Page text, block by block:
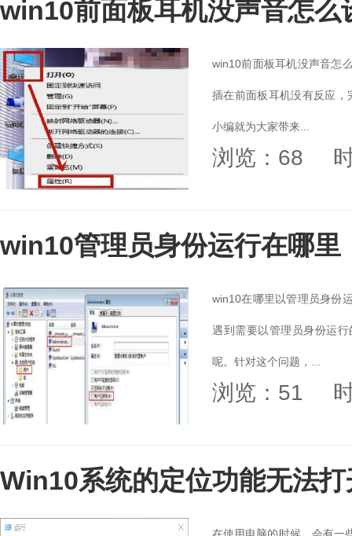
win10前面板耳机没声音怎么
win10前面板耳机没声音怎
插在前面板耳机没有反应
小编就为大家带来...
浏览：68
win10管理员身份运行在哪里
win10在哪里以管理员身份
遇到需要以管理员身份运
呢。针对这个问题，...
浏览：51
Win10系统的定位功能无法